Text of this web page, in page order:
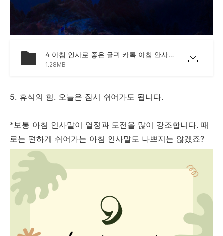
4 아침 인사로 좋은 글귀 카톡 아침 안사말 모음 문구.png
1.28MB
5. 휴식의 힘. 오늘은 잠시 쉬어가도 됩니다.
*보통 아침 인사말이 열정과 도전을 많이 강조합니다. 때
로는 편하게 쉬어가는 아침 인사말도 나쁘지는 않겠죠?